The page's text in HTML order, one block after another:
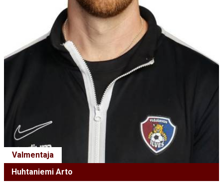
Valmentaja
Huhtaniemi Arto